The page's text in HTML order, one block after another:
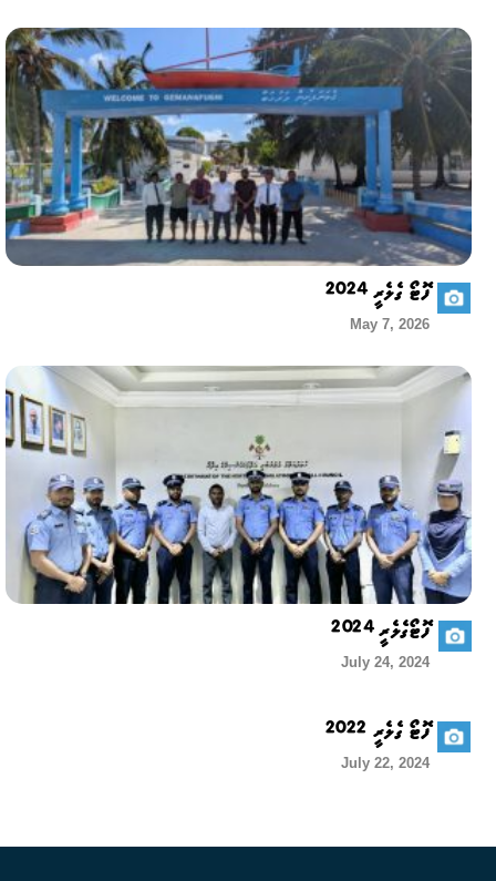
ފޮޓޯ ގެލެރީ 2024
May 7, 2026
ފޮޓޯގެލެރީ 2024
July 24, 2024
ފޮޓޯ ގެލެރީ 2022
July 22, 2024